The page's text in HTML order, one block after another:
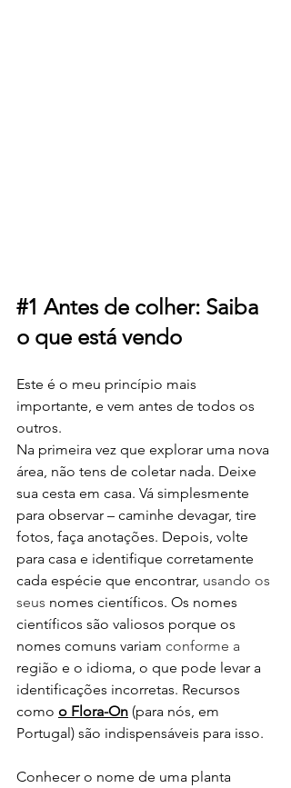
#1 Antes de colher: Saiba
o que está vendo
Este é o meu princípio mais
importante, e vem antes de todos os
outros.
Na primeira vez que explorar uma nova
área, não tens de coletar nada. Deixe
sua cesta em casa. Vá simplesmente
para observar – caminhe devagar, tire
fotos, faça anotações. Depois, volte
para casa e identifique corretamente
cada espécie que encontrar, usando os
seus nomes científicos. Os nomes
científicos são valiosos porque os
nomes comuns variam conforme a
região e o idioma, o que pode levar a
identificações incorretas. Recursos
como o Flora-On (para nós, em
Portugal) são indispensáveis para isso.
Conhecer o nome de uma planta